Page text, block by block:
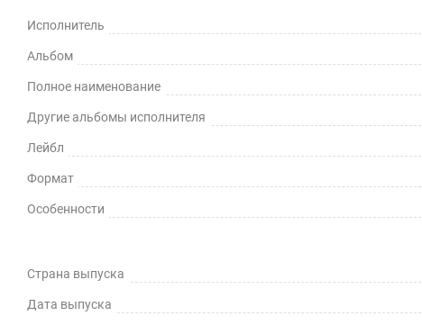
Исполнитель
Альбом
Полное наименование
Другие альбомы исполнителя
Лейбл
Формат
Особенности
Страна выпуска
Дата выпуска